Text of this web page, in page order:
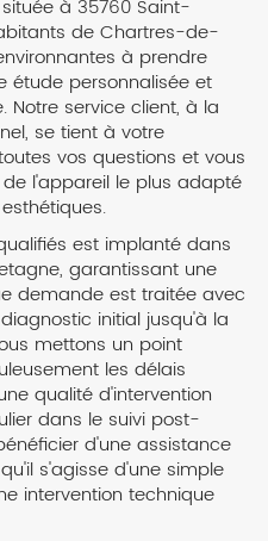
située à 35760 Saint-
de Chartres-de-
à prendre
étude personnalisée et
Notre service client, à la
se tient à votre
vos questions et vous
l'appareil le plus adapté
est implanté dans
garantissant une
demande est traitée avec
initial jusqu'à la
mettons un point
les délais
qualité d'intervention
dans le suivi post-
d'une assistance
s'agisse d'une simple
intervention technique